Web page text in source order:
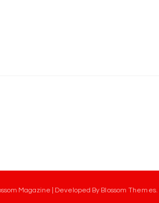
Magazine | Developed By Blossom Themes